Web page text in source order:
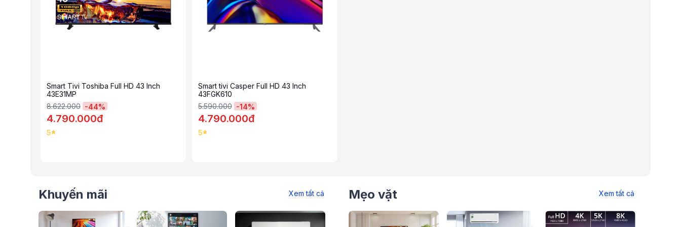
hiện đại và thời thượng nhưng cũng mang theo hơi hướng của sự thanh lịch, tinh giản. Được Toshiba chế
tác dựa theo triết lý “vẻ đẹp tối giản” siêu phẩm tivi này hứa hẹn sẽ nâng cấp tính thẩm mỹ trong mọi
gian phòng một cách hiệu quả.
Smart Tivi Toshiba Full HD 43 Inch
43E31MP
8.622.000 -44%
4.790.000đ
5
Smart tivi Casper Full HD 43 Inch
43FGK610
5.590.000 -14%
4.790.000đ
5
Khuyến mãi Xem tất cả Mẹo vặt Xem tất cả